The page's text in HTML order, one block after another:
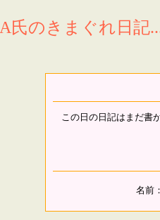
A氏のきまぐれ日記
この日の日記はまだ書
名前：